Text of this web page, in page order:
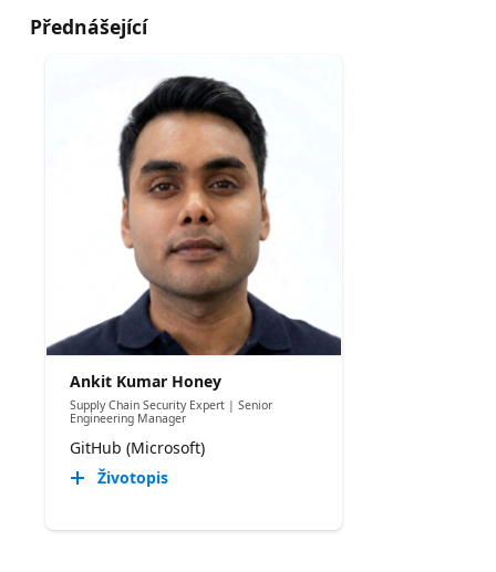
Přednášející
Ankit Kumar Honey
Supply Chain Security Expert | Senior
Engineering Manager
GitHub (Microsoft)
Životopis